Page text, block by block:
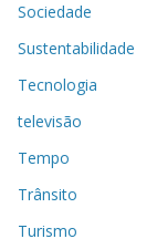
Sociedade
Sustentabilidade
Tecnologia
televisão
Tempo
Trânsito
Turismo